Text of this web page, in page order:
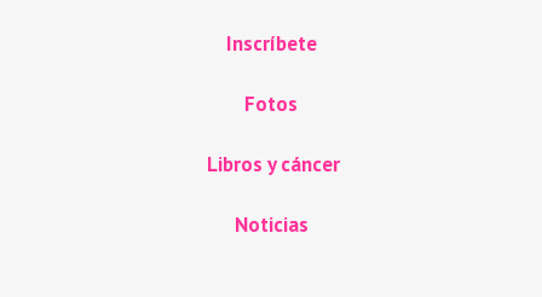
Inscríbete
Fotos
Libros y cáncer
Noticias